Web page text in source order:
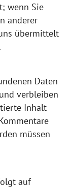
wenn Sie
anderer
übermittelt
Daten
verbleiben
Inhalt
müssen
auf